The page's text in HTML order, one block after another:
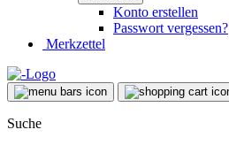
Konto erstellen
Passwort vergessen?
Merkzettel
Suche